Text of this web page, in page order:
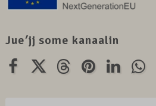
Jueʹjj some kanaalin